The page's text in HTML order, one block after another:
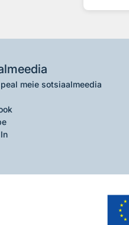
meie sotsiaalmeedia